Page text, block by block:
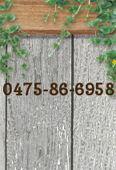
0475-86-6958